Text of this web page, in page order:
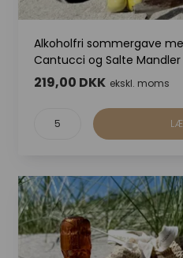
Alkoholfri sommergave
Cantucci og Salte Mandler
219,00 DKK ekskl. moms